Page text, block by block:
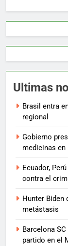
Ultimas
Brasil entra
regional
Gobierno
medicinas en
Ecuador,
contra el
Hunter Biden
metástasis
Barcelona
partido en el